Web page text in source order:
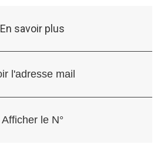
En savoir plus